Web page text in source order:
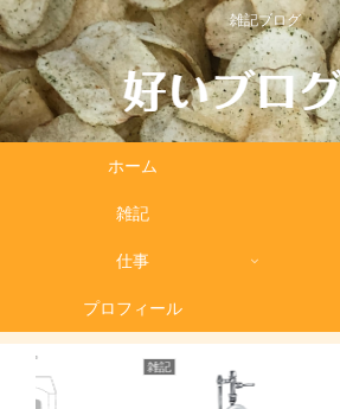
雑記ブログ
ホーム
雑記
仕事
プロフィール
ａｉｋｏ